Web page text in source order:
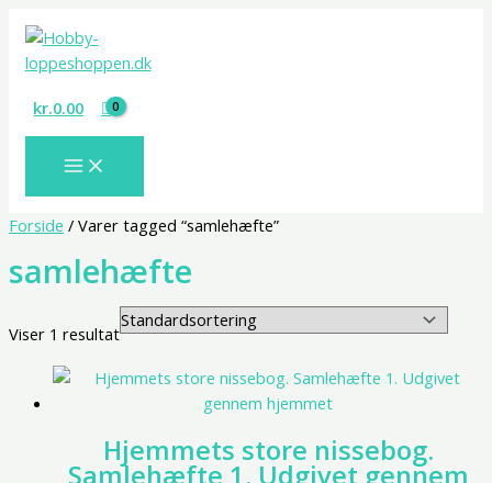
indholdet
kr.0.00
Forside / Varer tagged “samlehæfte”
samlehæfte
Viser 1 resultat
Hjemmets store nissebog.
Samlehæfte 1. Udgivet gennem